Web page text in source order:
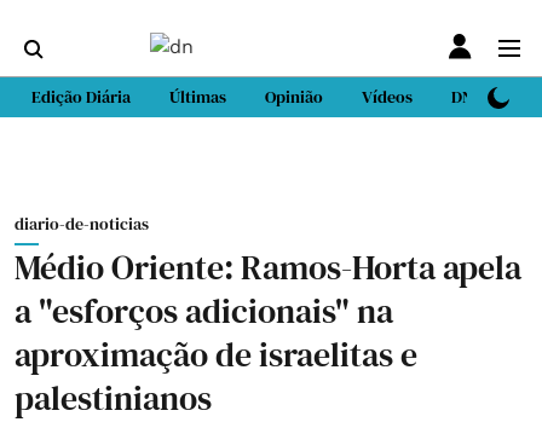
Edição Diária Últimas Opinião Vídeos DN Sport
diario-de-noticias
Médio Oriente: Ramos-Horta apela
a "esforços adicionais" na
aproximação de israelitas e
palestinianos